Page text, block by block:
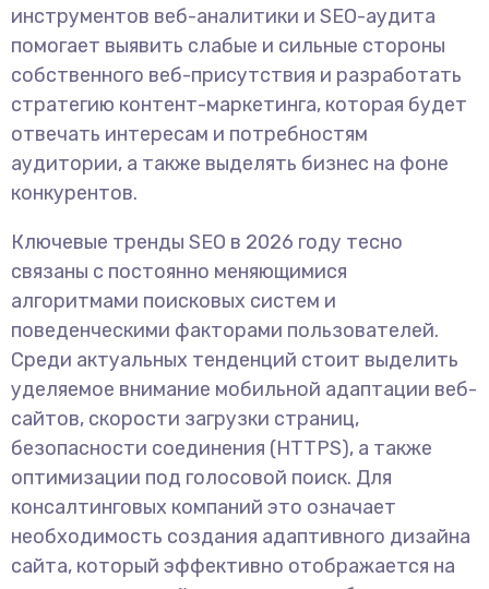
инструментов веб-аналитики и SEO-аудита
помогает выявить слабые и сильные стороны
собственного веб-присутствия и разработать
стратегию контент-маркетинга, которая будет
отвечать интересам и потребностям
аудитории, а также выделять бизнес на фоне
конкурентов.
Ключевые тренды SEO в 2026 году тесно
связаны с постоянно меняющимися
алгоритмами поисковых систем и
поведенческими факторами пользователей.
Среди актуальных тенденций стоит выделить
уделяемое внимание мобильной адаптации веб-
сайтов, скорости загрузки страниц,
безопасности соединения (HTTPS), а также
оптимизации под голосовой поиск. Для
консалтинговых компаний это означает
необходимость создания адаптивного дизайна
сайта, который эффективно отображается на